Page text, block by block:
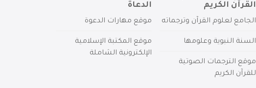
القرآن الكريم
الجامع لعلوم القرآن وترجماته
السنة النبوية وعلومها
موقع الترجمات الصوتية
للقرآن الكريم
الدعاة
موقع مهارات الدعوة
موقع المكتبة الإسلامية
الإلكترونية الشاملة